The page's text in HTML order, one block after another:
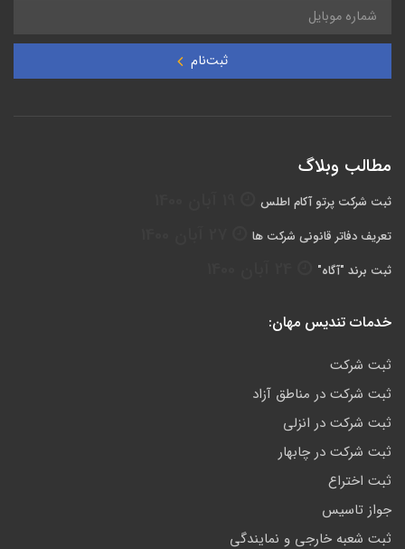
ثبت‌نام
مطالب وبلاگ
ثبت شرکت پرتو آکام اطلس
تعریف دفاتر قانونی شرکت ها
ثبت برند "آگاه"
خدمات تندیس مهان:
ثبت شرکت
ثبت شرکت در مناطق آزاد
ثبت شرکت در انزلی
ثبت شرکت در چابهار
ثبت اختراع
جواز تاسیس
ثبت شعبه خارجی و نمایندگی